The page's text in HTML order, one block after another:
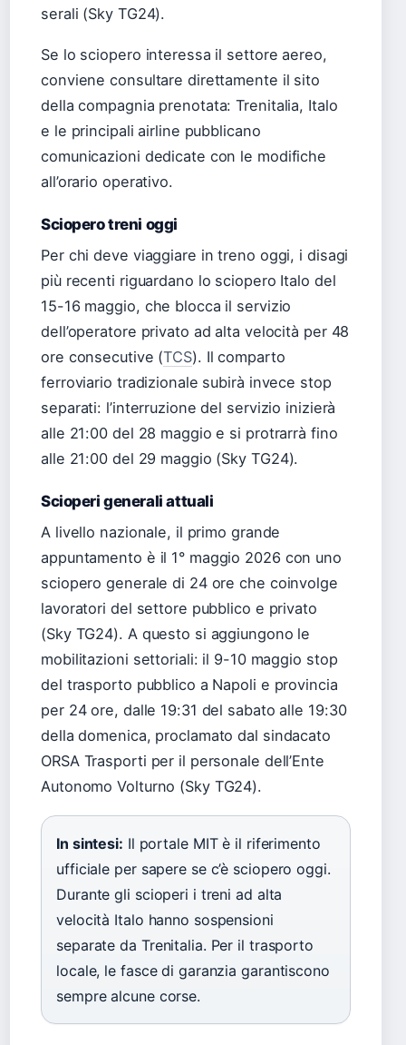
serali (Sky TG24).
Se lo sciopero interessa il settore aereo,
conviene consultare direttamente il sito
della compagnia prenotata: Trenitalia, Italo
e le principali airline pubblicano
comunicazioni dedicate con le modifiche
all’orario operativo.
Sciopero treni oggi
Per chi deve viaggiare in treno oggi, i disagi
più recenti riguardano lo sciopero Italo del
15-16 maggio, che blocca il servizio
dell’operatore privato ad alta velocità per 48
ore consecutive (TCS). Il comparto
ferroviario tradizionale subirà invece stop
separati: l’interruzione del servizio inizierà
alle 21:00 del 28 maggio e si protrarrà fino
alle 21:00 del 29 maggio (Sky TG24).
Scioperi generali attuali
A livello nazionale, il primo grande
appuntamento è il 1° maggio 2026 con uno
sciopero generale di 24 ore che coinvolge
lavoratori del settore pubblico e privato
(Sky TG24). A questo si aggiungono le
mobilitazioni settoriali: il 9-10 maggio stop
del trasporto pubblico a Napoli e provincia
per 24 ore, dalle 19:31 del sabato alle 19:30
della domenica, proclamato dal sindacato
ORSA Trasporti per il personale dell’Ente
Autonomo Volturno (Sky TG24).
In sintesi: Il portale MIT è il riferimento
ufficiale per sapere se c’è sciopero oggi.
Durante gli scioperi i treni ad alta
velocità Italo hanno sospensioni
separate da Trenitalia. Per il trasporto
locale, le fasce di garanzia garantiscono
sempre alcune corse.